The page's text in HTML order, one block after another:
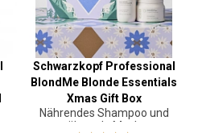
Schwarzkopf Professional
BlondMe Blonde Essentials
Xmas Gift Box
Nährendes Shampoo und
nährende Maske